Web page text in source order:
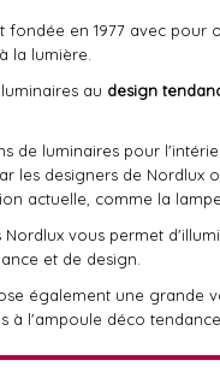
fondée en 1977 avec pour
la lumière.
au design
de luminaires pour
les designers de
actuelle, comme la
vous permet
et de design.
également une grande
à l'ampoule déco